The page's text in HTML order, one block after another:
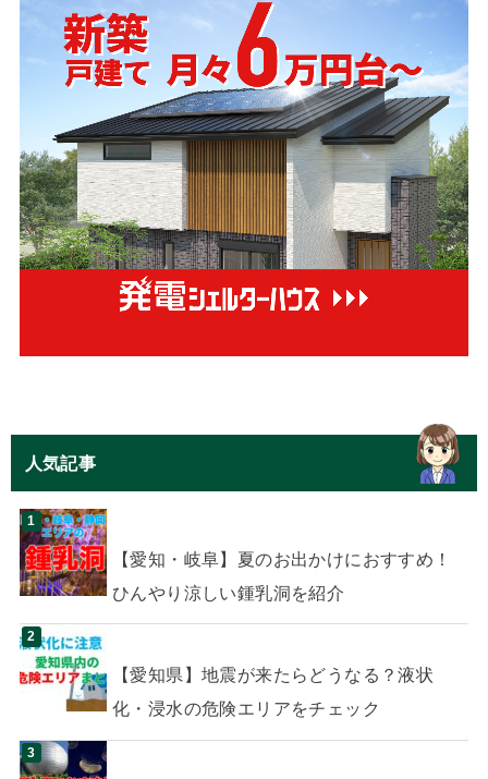
人気記事
【愛知・岐阜】夏のお出かけにおすすめ！
ひんやり涼しい鍾乳洞を紹介
【愛知県】地震が来たらどうなる？液状
化・浸水の危険エリアをチェック